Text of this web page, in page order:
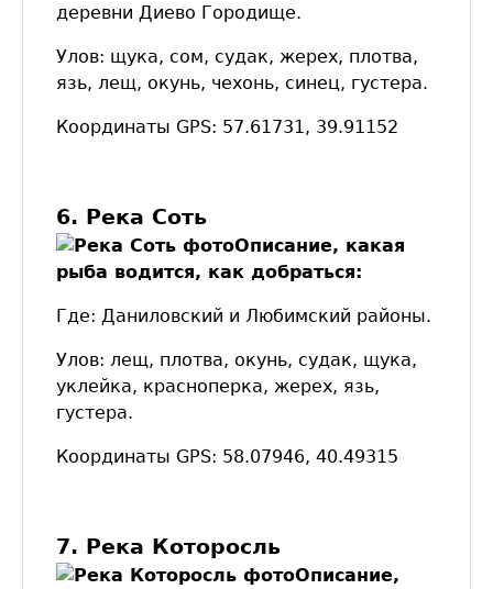
деревни Диево Городище.
Улов: щука, сом, судак, жерех, плотва,
язь, лещ, окунь, чехонь, синец, густера.
Координаты GPS: 57.61731, 39.91152
6. Река Соть
Описание, какая
рыба водится, как добраться:
Где: Даниловский и Любимский районы.
Улов: лещ, плотва, окунь, судак, щука,
уклейка, красноперка, жерех, язь,
густера.
Координаты GPS: 58.07946, 40.49315
7. Река Которосль
Описание,